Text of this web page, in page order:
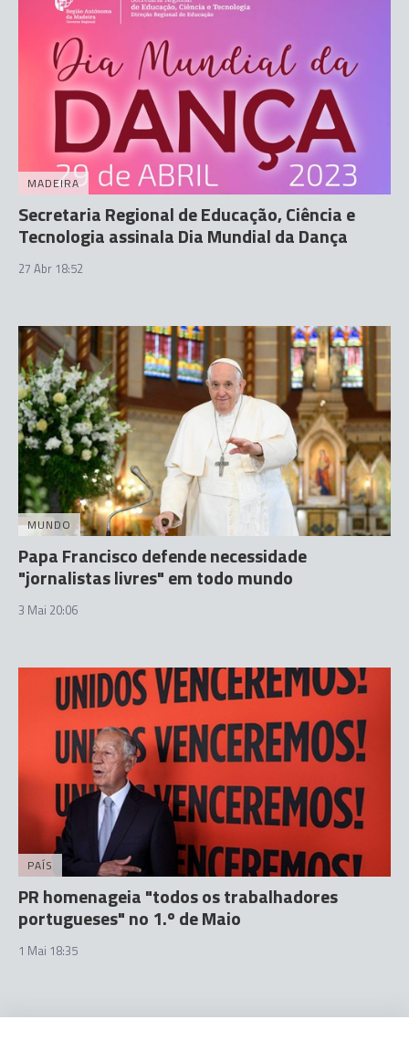
MADEIRA
Secretaria Regional de Educação, Ciência e
Tecnologia assinala Dia Mundial da Dança
27 Abr 18:52
MUNDO
Papa Francisco defende necessidade
"jornalistas livres" em todo mundo
3 Mai 20:06
PAÍS
PR homenageia "todos os trabalhadores
portugueses" no 1.º de Maio
1 Mai 18:35